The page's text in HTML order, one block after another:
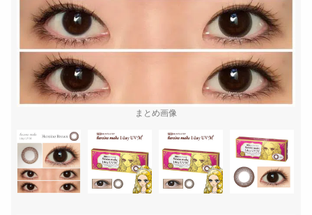
まとめ画像